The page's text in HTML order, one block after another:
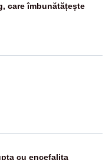
care îmbunătățește
cu encefalita